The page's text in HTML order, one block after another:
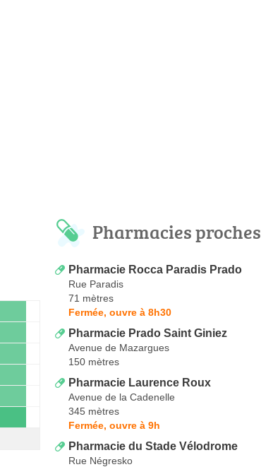
Pharmacies proches
Pharmacie Rocca Paradis Prado
Rue Paradis
71 mètres
Fermée, ouvre à 8h30
Pharmacie Prado Saint Giniez
Avenue de Mazargues
150 mètres
Pharmacie Laurence Roux
Avenue de la Cadenelle
345 mètres
Fermée, ouvre à 9h
Pharmacie du Stade Vélodrome
Rue Négresko